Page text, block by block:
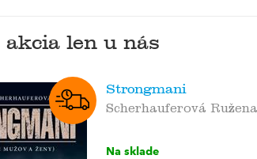
len u nás
Strongmani
Scherhauferová Ružena
Na sklade